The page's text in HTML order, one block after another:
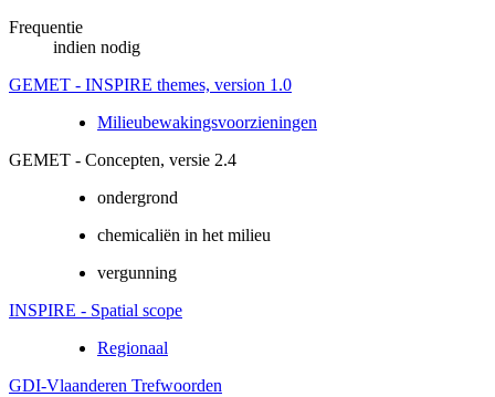
Frequentie
indien nodig
GEMET - INSPIRE themes, version 1.0
Milieubewakingsvoorzieningen
GEMET - Concepten, versie 2.4
ondergrond
chemicaliën in het milieu
vergunning
INSPIRE - Spatial scope
Regionaal
GDI-Vlaanderen Trefwoorden